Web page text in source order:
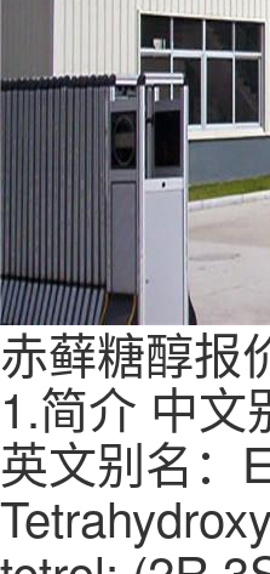
赤藓糖醇报
1.简介 中文
英文别名：